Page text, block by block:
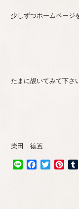
少しずつホームページ
たまに覘いてみて下さ
柴田 徳置
Line Facebook
Twitter